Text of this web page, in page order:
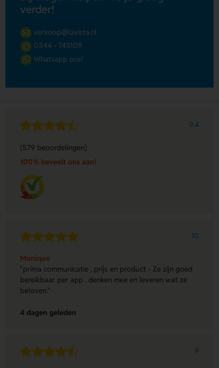
verder!
verkoop@lavista.nl
0344 - 745109
Whatsapp ons!
9.4
(579 beoordelingen)
100% beveelt ons aan!
10
Monique
"prima communicatie , prijs en product - Ze zijn goed
bereikbaar per app , denken mee en leveren wat ze
beloven."
4 dagen geleden
9